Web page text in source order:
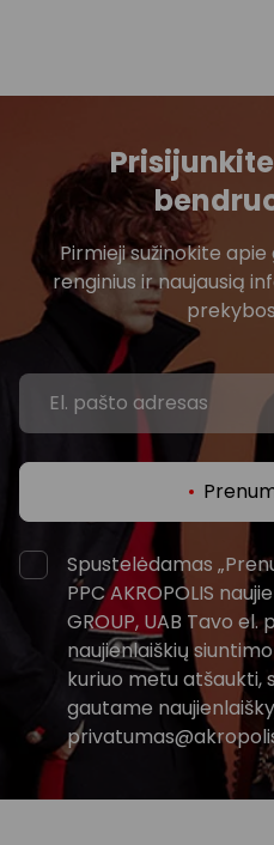
Pirmieji sužinokite
renginius ir naujausią
Spustelėdamas
PPC AKROPOLIS
GROUP, UAB Tavo
naujienlaiškių
kuriuo metu atšaukti,
gautame